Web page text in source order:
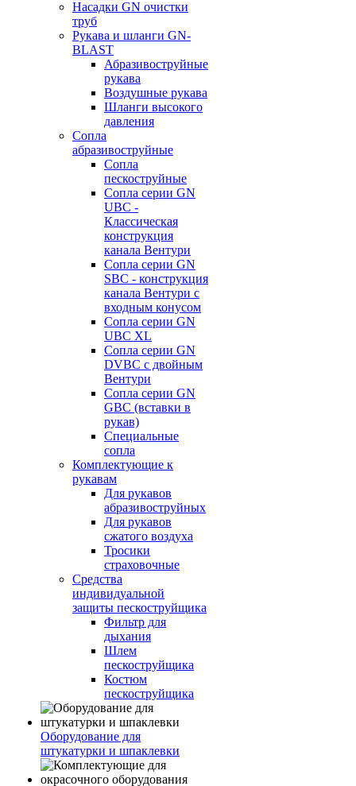
Насадки GN очистки
труб
Рукава и шланги GN-
BLAST
Абразивоструйные
рукава
Воздушные рукава
Шланги высокого
давления
Сопла
абразивоструйные
Сопла
пескоструйные
Сопла серии GN
UBC -
Классическая
конструкция
канала Вентури
Сопла серии GN
SBC - конструкция
канала Вентури c
входным конусом
Сопла серии GN
UBC XL
Сопла серии GN
DVBC с двойным
Вентури
Сопла серии GN
GBC (вставки в
рукав)
Специальные
сопла
Комплектующие к
рукавам
Для рукавов
абразивоструйных
Для рукавов
сжатого воздуха
Тросики
страховочные
Средства
индивидуальной
защиты пескоструйщика
Фильтр для
дыхания
Шлем
пескоструйщика
Костюм
пескоструйщика
Оборудование для
штукатурки и шпаклевки